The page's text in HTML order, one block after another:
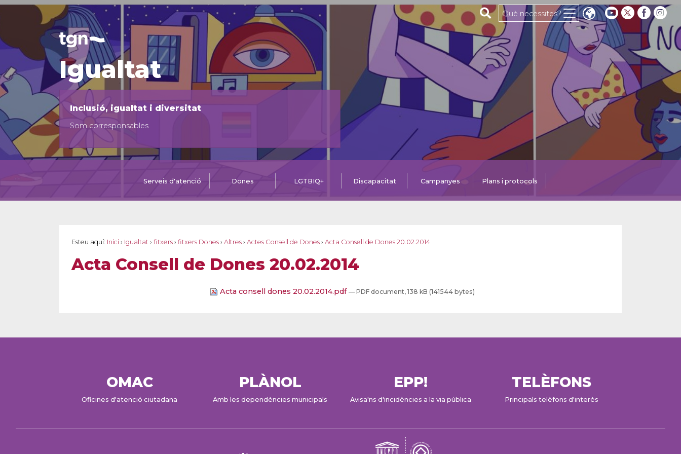
Cerca al web
Què necessites?
Igualtat
Inclusió, igualtat i diversitat
Som corresponsables
Serveis d'atenció Dones LGTBIQ+ Discapacitat Campanyes Plans i protocols
Esteu aquí: Inici › Igualtat › fitxers › fitxers Dones › Altres › Actes Consell de Dones › Acta Consell de Dones 20.02.2014
Acta Consell de Dones 20.02.2014
Acta consell dones 20.02.2014.pdf — PDF document, 138 kB (141544 bytes)
OMAC
Oficines d'atenció ciutadana
PLÀNOL
Amb les dependències municipals
EPP!
Avisa'ns d'incidències a la via pública
TELÈFONS
Principals telèfons d'interès